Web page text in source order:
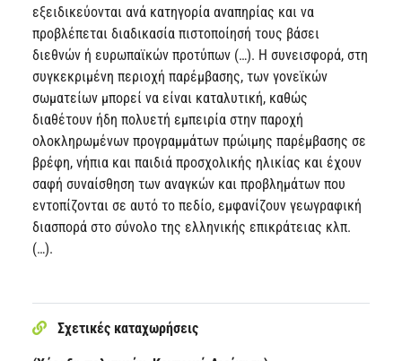
εξειδικεύονται ανά κατηγορία αναπηρίας και να
προβλέπεται διαδικασία πιστοποίησή τους βάσει
διεθνών ή ευρωπαϊκών προτύπων (…). Η συνεισφορά, στη
συγκεκριμένη περιοχή παρέμβασης, των γονεϊκών
σωματείων μπορεί να είναι καταλυτική, καθώς
διαθέτουν ήδη πολυετή εμπειρία στην παροχή
ολοκληρωμένων προγραμμάτων πρώιμης παρέμβασης σε
βρέφη, νήπια και παιδιά προσχολικής ηλικίας και έχουν
σαφή συναίσθηση των αναγκών και προβλημάτων που
εντοπίζονται σε αυτό το πεδίο, εμφανίζουν γεωγραφική
διασπορά στο σύνολο της ελληνικής επικράτειας κλπ.
(…).
Σχετικές καταχωρήσεις